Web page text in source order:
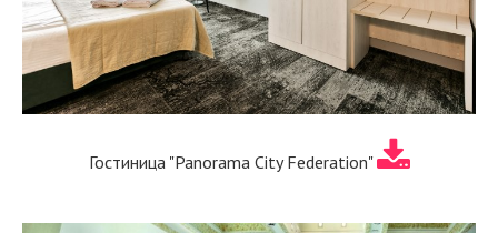
Гостиница "Panorama City Federation"